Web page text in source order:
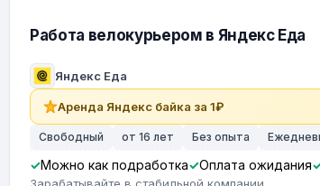
Работа велокурьером в Яндекс Еда
Яндекс Еда
Аренда Яндекс байка за 1₽
Свободный от 16 лет Без опыта
Можно как подработка Оплата ожидания